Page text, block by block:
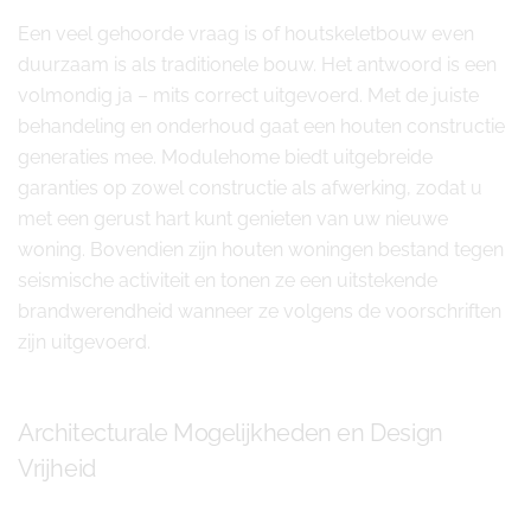
Een veel gehoorde vraag is of houtskeletbouw even
duurzaam is als traditionele bouw. Het antwoord is een
volmondig ja – mits correct uitgevoerd. Met de juiste
behandeling en onderhoud gaat een houten constructie
generaties mee. Modulehome biedt uitgebreide
garanties op zowel constructie als afwerking, zodat u
met een gerust hart kunt genieten van uw nieuwe
woning. Bovendien zijn houten woningen bestand tegen
seismische activiteit en tonen ze een uitstekende
brandwerendheid wanneer ze volgens de voorschriften
zijn uitgevoerd.
Architecturale Mogelijkheden en Design
Vrijheid